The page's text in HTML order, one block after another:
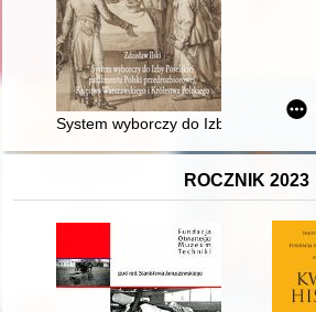
System wyborczy do Izby
ROCZNIK 2023